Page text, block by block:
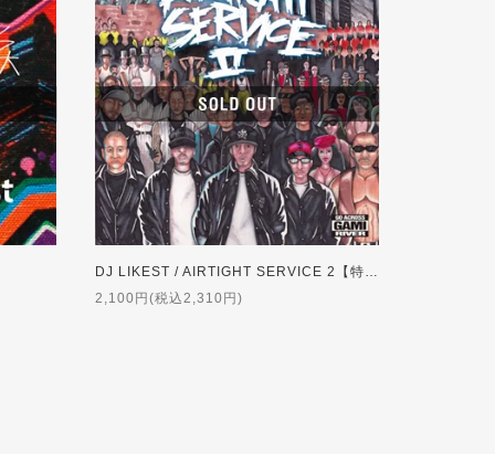
DJ LIKEST / AIRTIGHT SERVICE 2【特典付】
2,100円(税込2,310円)